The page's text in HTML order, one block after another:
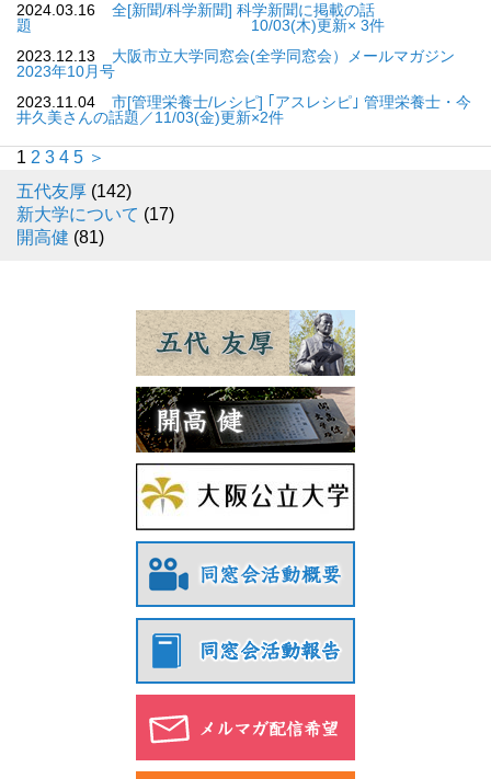
2024.03.16
全[新聞/科学新聞] 科学新聞に掲載の話
題 10/03(木)更新× 3件
2023.12.13
大阪市立大学同窓会(全学同窓会）メールマガジン
2023年10月号
2023.11.04
市[管理栄養士/レシピ] ｢アスレシピ｣ 管理栄養士・今
井久美さんの話題／11/03(金)更新×2件
1 2 3 4 5 ＞
五代友厚 (142)
新大学について (17)
開高健 (81)